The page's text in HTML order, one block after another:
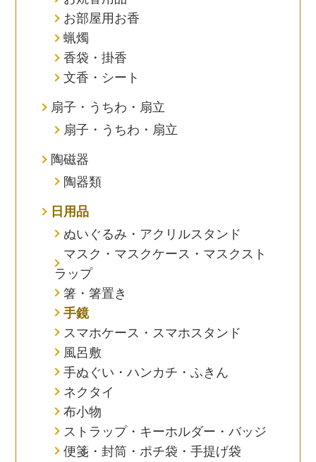
お部屋用お香
蝋燭
香袋・掛香
文香・シート
扇子・うちわ・扇立
扇子・うちわ・扇立
陶磁器
陶器類
日用品
ぬいぐるみ・アクリルスタンド
マスク・マスクケース・マスクスト
ラップ
箸・箸置き
手鏡
スマホケース・スマホスタンド
風呂敷
手ぬぐい・ハンカチ・ふきん
ネクタイ
布小物
ストラップ・キーホルダー・バッジ
便箋・封筒・ポチ袋・手提げ袋